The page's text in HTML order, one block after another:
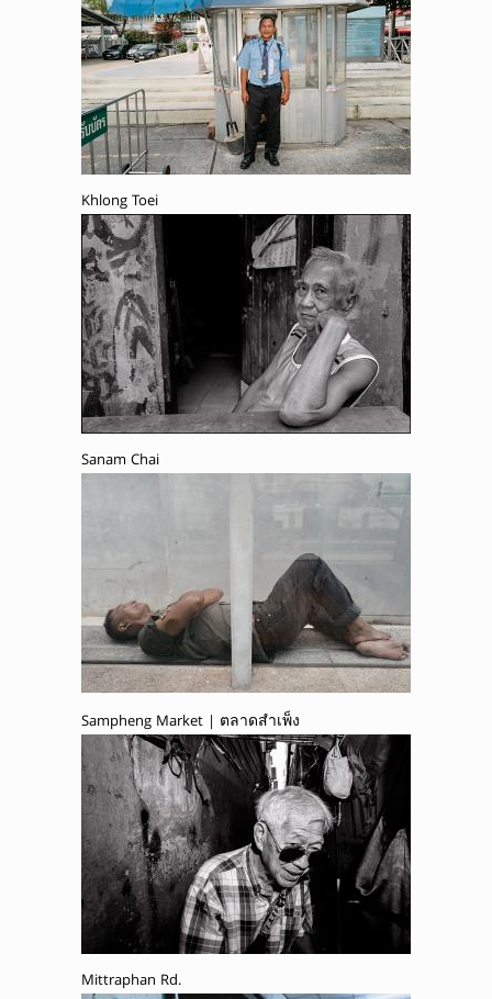
Khlong Toei
Sanam Chai
Sampheng Market | ตลาดสำเพ็ง
Mittraphan Rd.